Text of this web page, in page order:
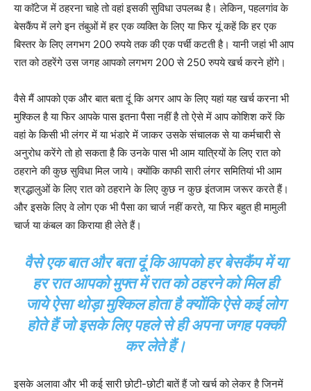
या काॅटेज में ठहरना चाहे तो वहां इसकी सुविधा उपलब्ध है। लेकिन, पहलगांव के
बेसकैंप में लगे इन तंबुओं में हर एक व्यक्ति के लिए या फिर यूं कहें कि हर एक
बिस्तर के लिए लगभग 200 रुपये तक की एक पर्ची कटती है। यानी जहां भी आप
रात को ठहरेंगे उस जगह आपको लगभग 200 से 250 रुपये खर्च करने होंगे।
वैसे मैं आपको एक और बात बता दूं कि अगर आप के लिए यहां यह खर्च करना भी
मुश्किल है या फिर आपके पास इतना पैसा नहीं है तो ऐसे में आप कोशिश करें कि
वहां के किसी भी लंगर में या भंडारे में जाकर उसके संचालक से या कर्मचारी से
अनुरोध करेंगे तो हो सकता है कि उनके पास भी आम यात्रियों के लिए रात को
ठहराने की कुछ सुविधा मिल जाये। क्योंकि काफी सारी लंगर समितियां भी आम
श्रद्धालुओं के लिए रात को ठहराने के लिए कुछ न कुछ इंतजाम जरूर करते हैं।
और इसके लिए वे लोग एक भी पैसा का चार्ज नहीं करते, या फिर बहुत ही मामुली
चार्ज या कंबल का किराया ही लेते हैं।
वैसे एक बात और बता दूं कि आपको हर बेसकैंप में या
हर रात आपको मुफ्त में रात को ठहरने को मिल ही
जाये ऐसा थोड़ा मुश्किल होता है क्योंकि ऐसे कई लोग
होते हैं जो इसके लिए पहले से ही अपना जगह पक्की
कर लेते हैं।
इसके अलावा और भी कई सारी छोटी-छोटी बातें हैं जो खर्च को लेकर है जिनमें